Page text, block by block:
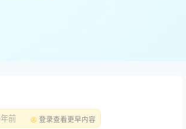
前 登录查看更早内容